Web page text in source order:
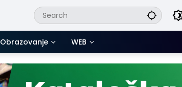
Obrazovanje WEB